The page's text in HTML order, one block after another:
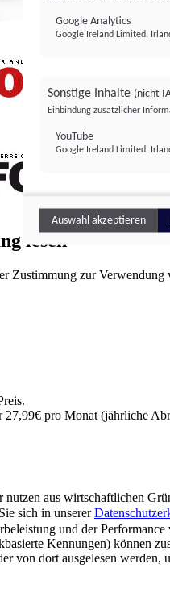
lesen
Zustimmung zur
pro Monat (jährliche
aus wirtschaftlichen
sich in unserer
und der
Kennungen) können
von dort ausgelesen
Google Analytics
Google Ireland Limited,
Sonstige Inhalte (nicht
Einbindung zusätzlicher
YouTube
Google Ireland Limited,
Auswahl akzeptieren